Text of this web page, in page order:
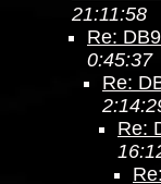
21:11:58
Re:
0:45:37
Re:
Re: